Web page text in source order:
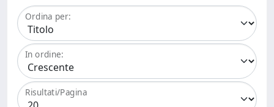
Ordina per:
In ordine:
Risultati/Pagina